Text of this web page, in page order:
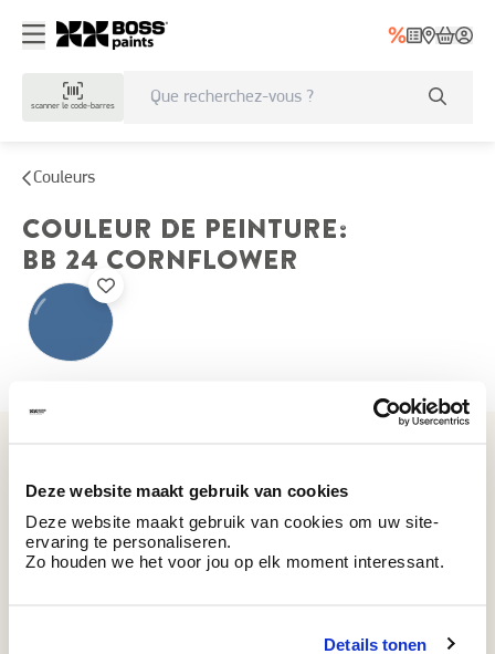
Deze website maakt gebruik van cookies
Deze website maakt gebruik van cookies om uw site-
ervaring te personaliseren.
Zo houden we het voor jou op elk moment interessant.
Details tonen
scanner le code-barres
Couleurs
COULEUR DE PEINTURE:
BB 24 CORNFLOWER